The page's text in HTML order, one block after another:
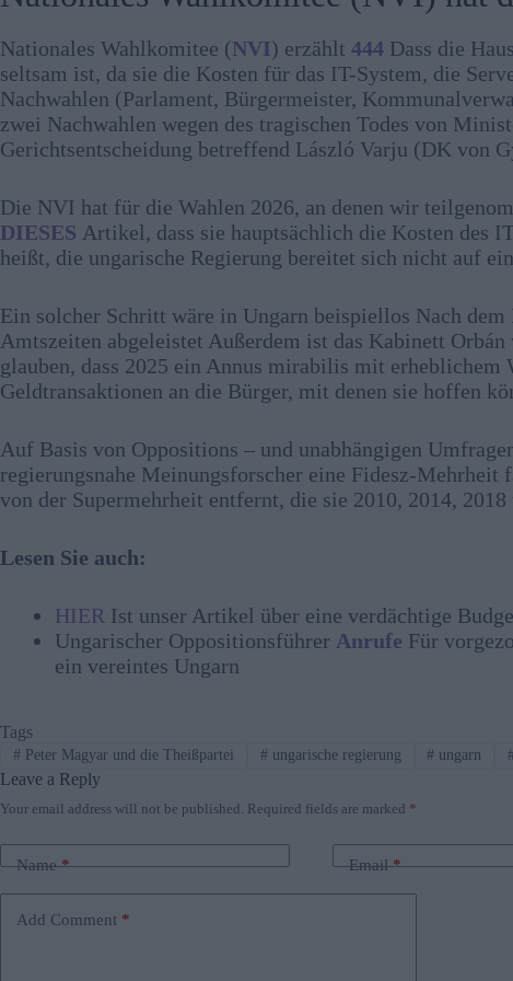
Nationales Wahlkomitee (NVI) erzählt 444 Dass die
seltsam ist, da sie die Kosten für das IT-System, die
Nachwahlen (Parlament, Bürgermeister,
zwei Nachwahlen wegen des tragischen Todes von
Gerichtsentscheidung betreffend László Varju (DK von
Die NVI hat für die Wahlen 2026, an denen wir
DIESES Artikel, dass sie hauptsächlich die Kosten des
heißt, die ungarische Regierung bereitet sich nicht auf
Ein solcher Schritt wäre in Ungarn beispiellos Nach
Amtszeiten abgeleistet Außerdem ist das Kabinett
glauben, dass 2025 ein Annus mirabilis mit
Geldtransaktionen an die Bürger, mit denen sie hoffen
Auf Basis von Oppositions – und unabhängigen
regierungsnahe Meinungsforscher eine Fidesz-Mehrheit
von der Supermehrheit entfernt, die sie 2010, 2014, 2018
Lesen Sie auch:
HIER Ist unser Artikel über eine verdächtige
Ungarischer Oppositionsführer Anrufe Für
ein vereintes Ungarn
Tags
#Peter Magyar und die Theißpartei #ungarische regierung # ungarn
Leave a Reply
Your email address will not be published. Required fields are marked *
Name* Email*
Add Comment *